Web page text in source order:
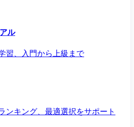
ル
習、入門から上級まで
ンキング、最適選択をサポート